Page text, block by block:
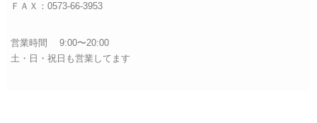
ＦＡＸ：0573-66-3953
営業時間 9:00〜20:00
土・日・祝日も営業してます